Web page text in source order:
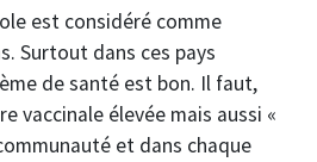
est considéré comme
Surtout dans ces pays
de santé est bon. Il faut,
vaccinale élevée mais aussi «
et dans chaque